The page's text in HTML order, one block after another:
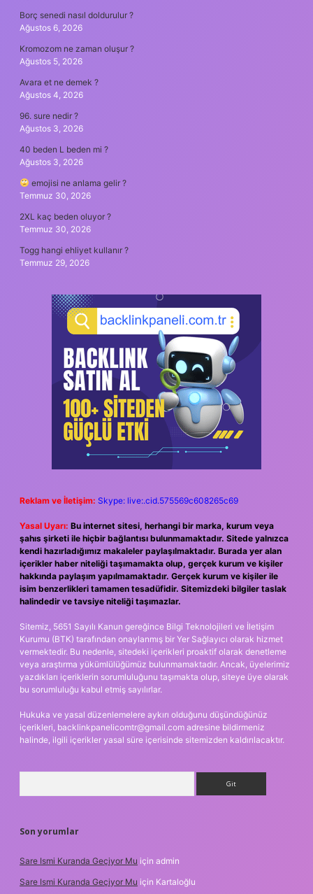
Borç senedi nasıl doldurulur ?
Ağustos 6, 2026
Kromozom ne zaman oluşur ?
Ağustos 5, 2026
Avara et ne demek ?
Ağustos 4, 2026
96. sure nedir ?
Ağustos 3, 2026
40 beden L beden mi ?
Ağustos 3, 2026
emojisi ne anlama gelir ?
Temmuz 30, 2026
2XL kaç beden oluyor ?
Temmuz 30, 2026
Togg hangi ehliyet kullanır ?
Temmuz 29, 2026
Reklam ve İletişim: Skype: live:.cid.575569c608265c69
Yasal Uyarı: Bu internet sitesi, herhangi bir marka, kurum veya
şahıs şirketi ile hiçbir bağlantısı bulunmamaktadır. Sitede yalnızca
kendi hazırladığımız makaleler paylaşılmaktadır. Burada yer alan
içerikler haber niteliği taşımamakta olup, gerçek kurum ve kişiler
hakkında paylaşım yapılmamaktadır. Gerçek kurum ve kişiler ile
isim benzerlikleri tamamen tesadüfidir. Sitemizdeki bilgiler taslak
halindedir ve tavsiye niteliği taşımazlar.
Sitemiz, 5651 Sayılı Kanun gereğince Bilgi Teknolojileri ve İletişim
Kurumu (BTK) tarafından onaylanmış bir Yer Sağlayıcı olarak hizmet
vermektedir. Bu nedenle, sitedeki içerikleri proaktif olarak denetleme
veya araştırma yükümlülüğümüz bulunmamaktadır. Ancak, üyelerimiz
yazdıkları içeriklerin sorumluluğunu taşımakta olup, siteye üye olarak
bu sorumluluğu kabul etmiş sayılırlar.
Hukuka ve yasal düzenlemelere aykırı olduğunu düşündüğünüz
içerikleri, backlinkpanelicomtr@gmail.com adresine bildirmeniz
halinde, ilgili içerikler yasal süre içerisinde sitemizden kaldırılacaktır.
Son yorumlar
Sare Ismi Kuranda Geçiyor Mu için admin
Sare Ismi Kuranda Geçiyor Mu için Kartaloğlu